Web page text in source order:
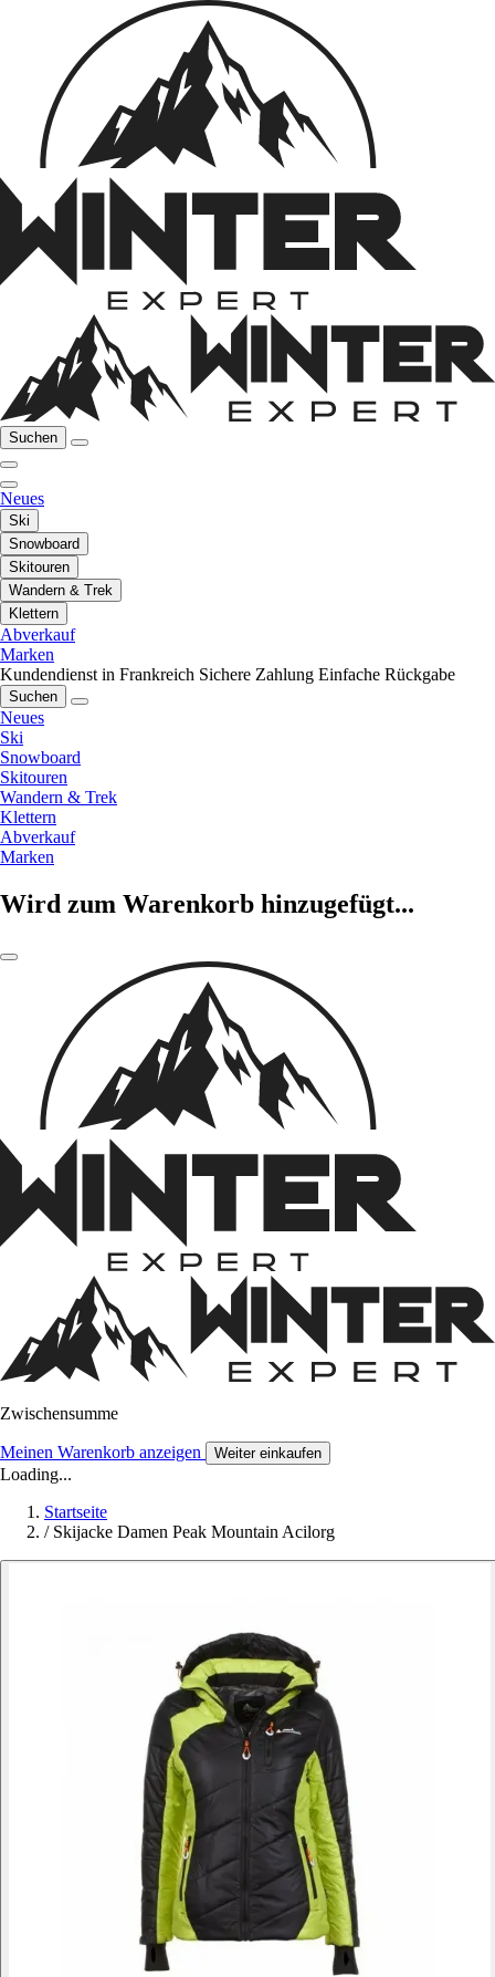
Suchen
Neues
Ski
Snowboard
Skitouren
Wandern & Trek
Klettern
Abverkauf
Marken
Kundendienst in Frankreich Sichere Zahlung Einfache Rückgabe
Suchen
Neues
Ski
Snowboard
Skitouren
Wandern & Trek
Klettern
Abverkauf
Marken
Wird zum Warenkorb hinzugefügt...
Zwischensumme
Meinen Warenkorb anzeigen Weiter einkaufen
Loading...
Startseite
/ Skijacke Damen Peak Mountain Acilorg